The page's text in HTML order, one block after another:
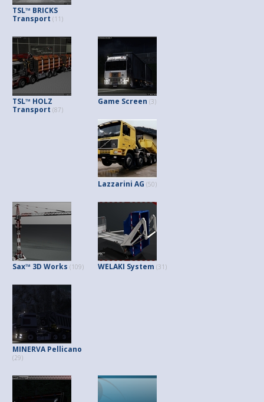
TSL™ BRICKS
Transport (11)
TSL™ HOLZ
Transport (87)
Game Screen (3)
Lazzarini AG (50)
Sax™ 3D Works (109) WELAKI System (31)
MINERVA Pellicano
(29)